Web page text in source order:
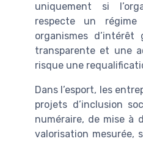
uniquement si
respecte un
organismes
transparente et une
risque une
Dans l’esport, les
projets d’inclusion
numéraire, de mise à
valorisation mesurée,